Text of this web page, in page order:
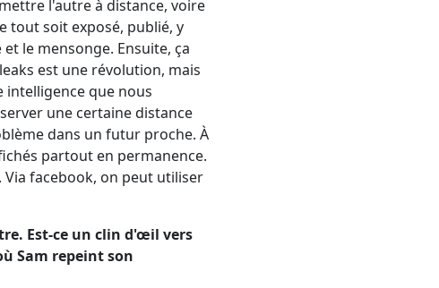
l'autre à distance, voire
tout soit exposé, publié, y
le mensonge. Ensuite, ça
est une révolution, mais
intelligence que nous
une certaine distance
dans un futur proche. À
partout en permanence.
facebook, on peut utiliser
Est-ce un clin d'œil vers
Sam repeint son